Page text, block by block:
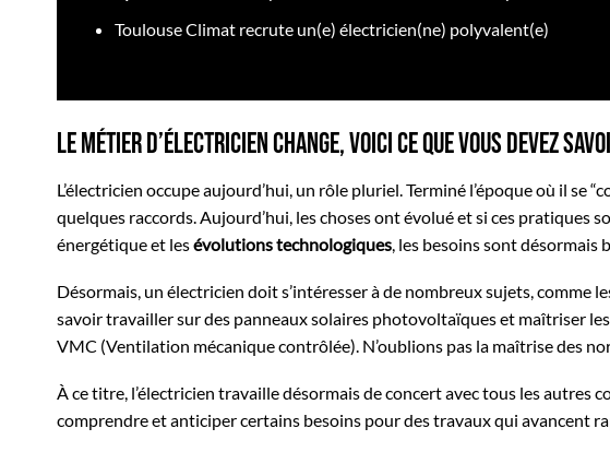
Toulouse Climat recrute un(e) électricien(ne) polyvalent(e)
Le métier d’électricien change, voici ce que vous devez
L’électricien occupe aujourd’hui, un rôle pluriel. Terminé l’époque où il se
quelques raccords. Aujourd’hui, les choses ont évolué et si ces pratiques
énergétique et lesévolutions technologiques, les besoins sont désormais
Désormais, un électricien doit s’intéresser à de nombreux sujets, comme
savoir travailler sur des panneaux solaires photovoltaïques et maîtriser
VMC (Ventilation mécanique contrôlée). N’oublions pas la maîtrise des
À ce titre, l’électricien travaille désormais de concert avec tous les autres
comprendre et anticiper certains besoins pour des travaux qui avancent